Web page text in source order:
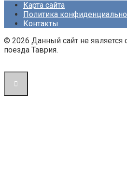
Карта сайта
Политика
Контакты
© 2026 Данный сайт не
поезда Таврия.